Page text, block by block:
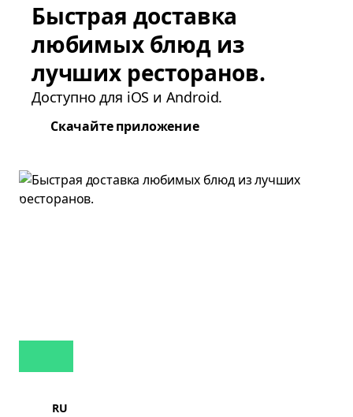
Быстрая доставка
любимых блюд из
лучших ресторанов.
Доступно для iOS и Android.
Скачайте приложение
RU